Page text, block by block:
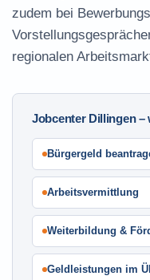
zudem bei
regionalen
Jobcenter Dillingen –
Bürgergeld
Arbeitsvermittlung
Weiterbildung &
Geldleistungen im